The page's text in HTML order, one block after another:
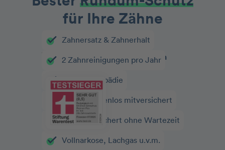
für Ihre Zähne
Zahnersatz & Zahnerhalt
2 Zahnreinigungen pro Jahr
Kieferorthopädie
Kinder kostenlos mitversichert
Sofort versichert ohne Wartezeit
Vollnarkose, Lachgas u.v.m.